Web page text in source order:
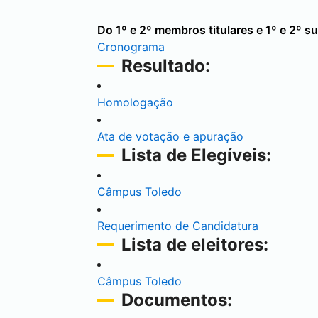
Do 1º e 2º membros titulares e 1º e 2º
Cronograma
Resultado:
Homologação
Ata de votação e apuração
Lista de Elegíveis:
Câmpus Toledo
Requerimento de Candidatura
Lista de eleitores:
Câmpus Toledo
Documentos: